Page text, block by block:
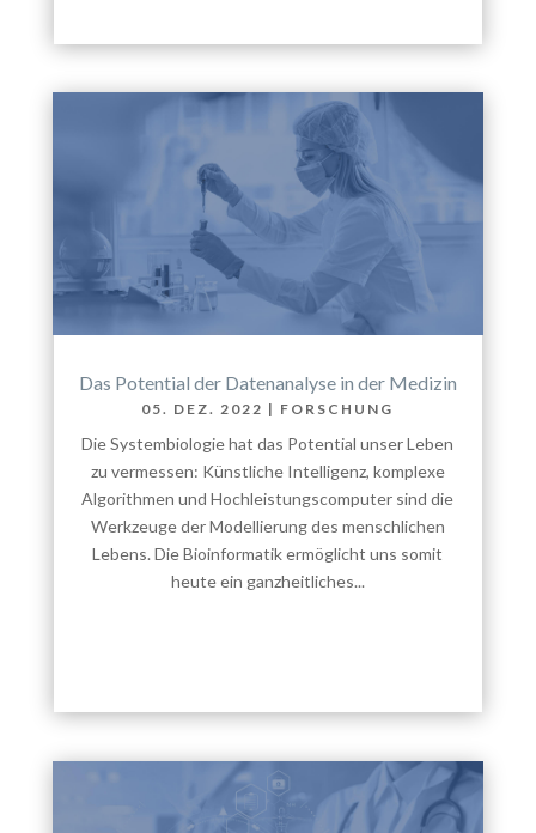
Das Potential der Datenanalyse in der Medizin
05. DEZ. 2022 | FORSCHUNG
Die Systembiologie hat das Potential unser Leben
zu vermessen: Künstliche Intelligenz, komplexe
Algorithmen und Hochleistungscomputer sind die
Werkzeuge der Modellierung des menschlichen
Lebens. Die Bioinformatik ermöglicht uns somit
heute ein ganzheitliches...